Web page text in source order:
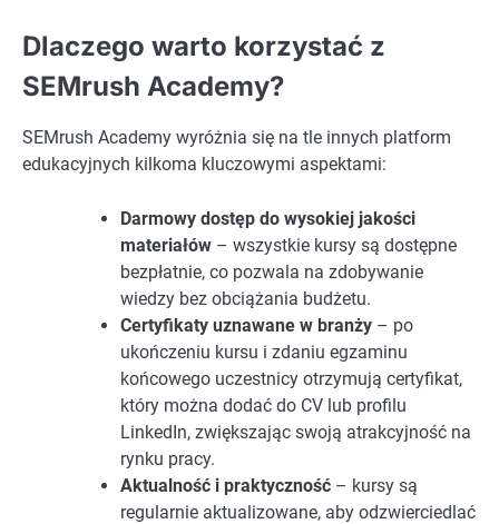
Dlaczego warto korzystać z
SEMrush Academy?
SEMrush Academy wyróżnia się na tle innych platform
edukacyjnych kilkoma kluczowymi aspektami:
Darmowy dostęp do wysokiej jakości
materiałów – wszystkie kursy są dostępne
bezpłatnie, co pozwala na zdobywanie
wiedzy bez obciążania budżetu.
Certyfikaty uznawane w branży – po
ukończeniu kursu i zdaniu egzaminu
końcowego uczestnicy otrzymują certyfikat,
który można dodać do CV lub profilu
LinkedIn, zwiększając swoją atrakcyjność na
rynku pracy.
Aktualność i praktyczność – kursy są
regularnie aktualizowane, aby odzwierciedlać